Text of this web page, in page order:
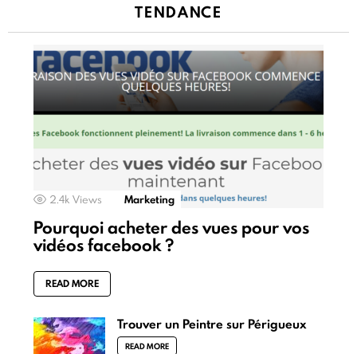
TENDANCE
2.4k Views Marketing
Pourquoi acheter des vues pour vos
vidéos facebook ?
READ MORE
Trouver un Peintre sur Périgueux
READ MORE